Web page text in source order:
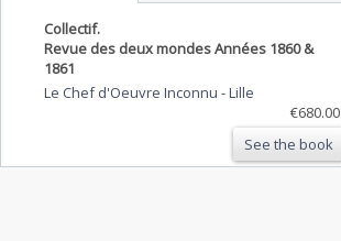
Collectif.
Revue des deux mondes Années 1860 &
1861
Le Chef d'Oeuvre Inconnu -Lille
€680.00
See the book